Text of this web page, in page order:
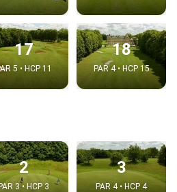
17
5 • HCP 11
18
PAR 4 • HCP 15
2
PAR 3 • HCP 3
3
PAR 4 • HCP 4